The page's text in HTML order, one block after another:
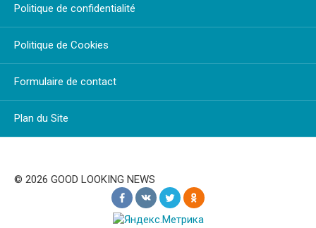
Politique de confidentialité
Politique de Cookies
Formulaire de contact
Plan du Site
© 2026 GOOD LOOKING NEWS